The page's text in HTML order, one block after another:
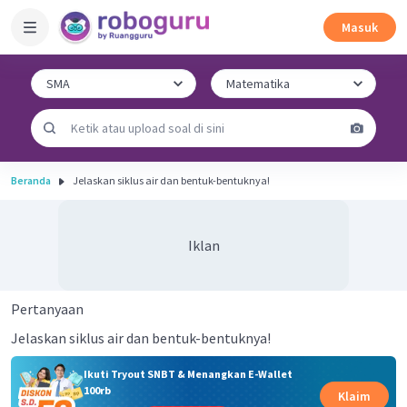
Masuk
Beranda Jelaskan siklus air dan bentuk-bentuknya!
Iklan
Pertanyaan
Jelaskan siklus air dan bentuk-bentuknya!
Ikuti Tryout SNBT & Menangkan E-Wallet
100rb
Klaim